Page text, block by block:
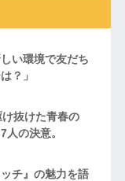
い環境で友だち
？」
抜けた青春の
の決意。
チ』の魅力を語